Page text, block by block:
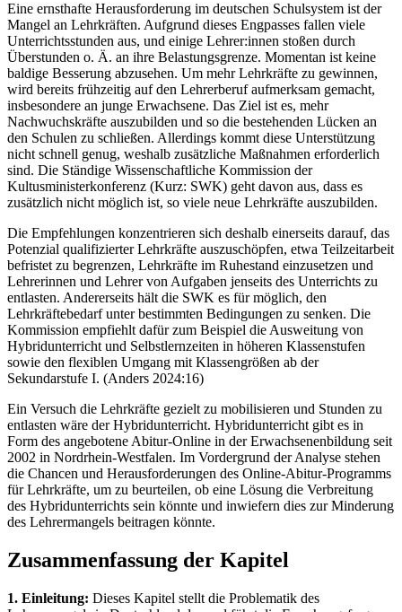
Eine ernsthafte Herausforderung im deutschen Schulsystem ist der
Mangel an Lehrkräften. Aufgrund dieses Engpasses fallen viele
Unterrichtsstunden aus, und einige Lehrer:innen stoßen durch
Überstunden o. Ä. an ihre Belastungsgrenze. Momentan ist keine
baldige Besserung abzusehen. Um mehr Lehrkräfte zu gewinnen,
wird bereits frühzeitig auf den Lehrerberuf aufmerksam gemacht,
insbesondere an junge Erwachsene. Das Ziel ist es, mehr
Nachwuchskräfte auszubilden und so die bestehenden Lücken an
den Schulen zu schließen. Allerdings kommt diese Unterstützung
nicht schnell genug, weshalb zusätzliche Maßnahmen erforderlich
sind. Die Ständige Wissenschaftliche Kommission der
Kultusministerkonferenz (Kurz: SWK) geht davon aus, dass es
zusätzlich nicht möglich ist, so viele neue Lehrkräfte auszubilden.
Die Empfehlungen konzentrieren sich deshalb einerseits darauf, das
Potenzial qualifizierter Lehrkräfte auszuschöpfen, etwa Teilzeitarbeit
befristet zu begrenzen, Lehrkräfte im Ruhestand einzusetzen und
Lehrerinnen und Lehrer von Aufgaben jenseits des Unterrichts zu
entlasten. Andererseits hält die SWK es für möglich, den
Lehrkräftebedarf unter bestimmten Bedingungen zu senken. Die
Kommission empfiehlt dafür zum Beispiel die Ausweitung von
Hybridunterricht und Selbstlernzeiten in höheren Klassenstufen
sowie den flexiblen Umgang mit Klassengrößen ab der
Sekundarstufe I. (Anders 2024:16)
Ein Versuch die Lehrkräfte gezielt zu mobilisieren und Stunden zu
entlasten wäre der Hybridunterricht. Hybridunterricht gibt es in
Form des angebotene Abitur-Online in der Erwachsenenbildung seit
2002 in Nordrhein-Westfalen. Im Vordergrund der Analyse stehen
die Chancen und Herausforderungen des Online-Abitur-Programms
für Lehrkräfte, um zu beurteilen, ob eine Lösung die Verbreitung
des Hybridunterrichts sein könnte und inwiefern dies zur Minderung
des Lehrermangels beitragen könnte.
Zusammenfassung der Kapitel
1. Einleitung: Dieses Kapitel stellt die Problematik des